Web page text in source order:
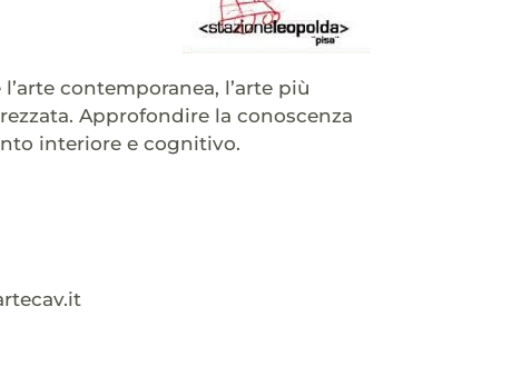
contemporanea, l’arte più
Approfondire la conoscenza
interiore e cognitivo.